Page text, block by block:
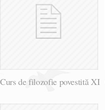
Curs de filozofie povestită XI